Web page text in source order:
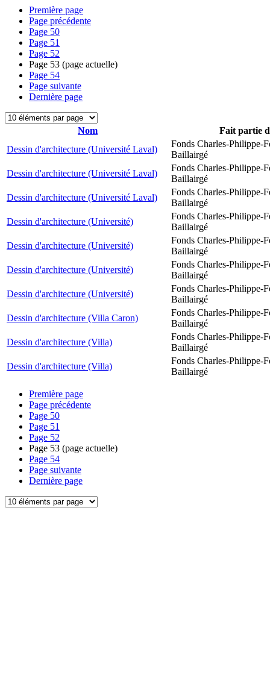
Première page
Page précédente
Page 50
Page 51
Page 52
Page 53 (page actuelle)
Page 54
Page suivante
Dernière page
Nom
Fait partie
Dessin d'architecture (Université Laval)
Fonds Charles-Philippe-
Baillairgé
Dessin d'architecture (Université Laval)
Fonds Charles-Philippe-
Baillairgé
Dessin d'architecture (Université Laval)
Fonds Charles-Philippe-
Baillairgé
Dessin d'architecture (Université)
Fonds Charles-Philippe-
Baillairgé
Dessin d'architecture (Université)
Fonds Charles-Philippe-
Baillairgé
Dessin d'architecture (Université)
Fonds Charles-Philippe-
Baillairgé
Dessin d'architecture (Université)
Fonds Charles-Philippe-
Baillairgé
Dessin d'architecture (Villa Caron)
Fonds Charles-Philippe-
Baillairgé
Dessin d'architecture (Villa)
Fonds Charles-Philippe-
Baillairgé
Dessin d'architecture (Villa)
Fonds Charles-Philippe-
Baillairgé
Première page
Page précédente
Page 50
Page 51
Page 52
Page 53 (page actuelle)
Page 54
Page suivante
Dernière page